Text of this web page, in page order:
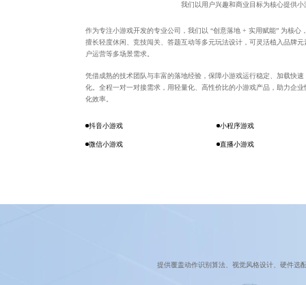
我们以用户兴趣和商业目标为核心提供
作为专注小游戏开发的专业公司，我们以 “创意落地 + 实用赋能” 为核心
擅长轻度休闲、竞技闯关、答题互动等多元玩法设计，可灵活植入品牌
户运营等多场景需求。
凭借成熟的技术团队与丰富的落地经验，保障小游戏运行稳定、加载快
化。全程一对一对接需求，用轻量化、高性价比的小游戏产品，助力企
化效率。
抖音小游戏 小程序游戏
微信小游戏 直播小游戏
提供覆盖动作识别算法、视觉风格设计、硬件选